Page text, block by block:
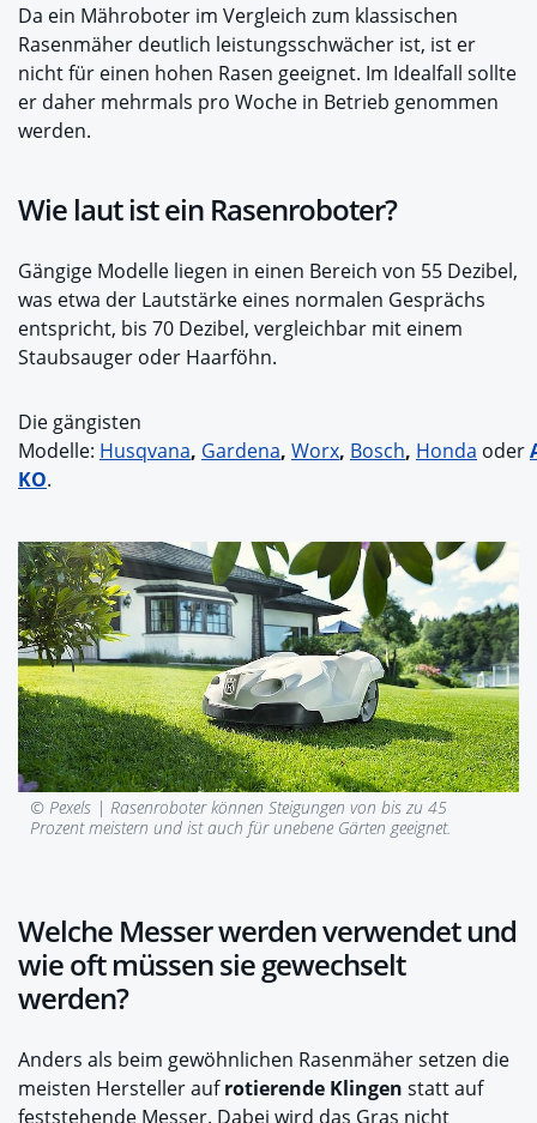
Da ein Mähroboter im Vergleich zum klassischen
Rasenmäher deutlich leistungsschwächer ist, ist er
nicht für einen hohen Rasen geeignet. Im Idealfall sollte
er daher mehrmals pro Woche in Betrieb genommen
werden.
Wie laut ist ein Rasenroboter?
Gängige Modelle liegen in einen Bereich von 55 Dezibel,
was etwa der Lautstärke eines normalen Gesprächs
entspricht, bis 70 Dezibel, vergleichbar mit einem
Staubsauger oder Haarföhn.
Die gängisten
Modelle: Husqvana, Gardena, Worx, Bosch, Honda oder
KO.
© Pexels | Rasenroboter können Steigungen von bis zu 45
Prozent meistern und ist auch für unebene Gärten geeignet.
Welche Messer werden verwendet und
wie oft müssen sie gewechselt
werden?
Anders als beim gewöhnlichen Rasenmäher setzen die
meisten Hersteller aufrotierende Klingen statt auf
feststehende Messer. Dabei wird das Gras nicht